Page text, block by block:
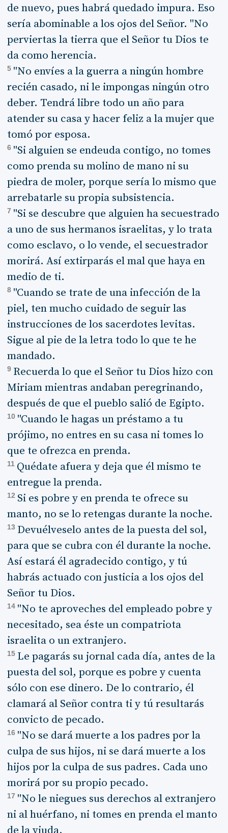
de nuevo, pues habrá quedado impura. Eso
sería abominable a los ojos del Señor. "No
perviertas la tierra que el Señor tu Dios te
da como herencia.
5 "No envíes a la guerra a ningún hombre
recién casado, ni le impongas ningún otro
deber. Tendrá libre todo un año para
atender su casa y hacer feliz a la mujer que
tomó por esposa.
6 "Si alguien se endeuda contigo, no tomes
como prenda su molino de mano ni su
piedra de moler, porque sería lo mismo que
arrebatarle su propia subsistencia.
7 "Si se descubre que alguien ha secuestrado
a uno de sus hermanos israelitas, y lo trata
como esclavo, o lo vende, el secuestrador
morirá. Así extirparás el mal que haya en
medio de ti.
8 "Cuando se trate de una infección de la
piel, ten mucho cuidado de seguir las
instrucciones de los sacerdotes levitas.
Sigue al pie de la letra todo lo que te he
mandado.
9 Recuerda lo que el Señor tu Dios hizo con
Miriam mientras andaban peregrinando,
después de que el pueblo salió de Egipto.
10 "Cuando le hagas un préstamo a tu
prójimo, no entres en su casa ni tomes lo
que te ofrezca en prenda.
11 Quédate afuera y deja que él mismo te
entregue la prenda.
12 Si es pobre y en prenda te ofrece su
manto, no se lo retengas durante la noche.
13 Devuélveselo antes de la puesta del sol,
para que se cubra con él durante la noche.
Así estará él agradecido contigo, y tú
habrás actuado con justicia a los ojos del
Señor tu Dios.
14 "No te aproveches del empleado pobre y
necesitado, sea éste un compatriota
israelita o un extranjero.
15 Le pagarás su jornal cada día, antes de la
puesta del sol, porque es pobre y cuenta
sólo con ese dinero. De lo contrario, él
clamará al Señor contra ti y tú resultarás
convicto de pecado.
16 "No se dará muerte a los padres por la
culpa de sus hijos, ni se dará muerte a los
hijos por la culpa de sus padres. Cada uno
morirá por su propio pecado.
17 "No le niegues sus derechos al extranjero
ni al huérfano, ni tomes en prenda el manto